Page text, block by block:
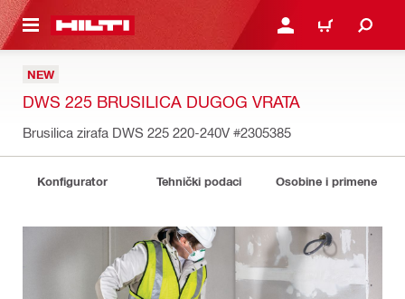
SADRŽAJ PRIJAVITE SE ILI SE
KORPA
NEW
DWS 225 BRUSILICA DUGOG VRATA
Brusilica zirafa DWS 225 220-240V #2305385
Konfigurator Tehnički podaci Osobine i primene